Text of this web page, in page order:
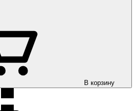
В корзину